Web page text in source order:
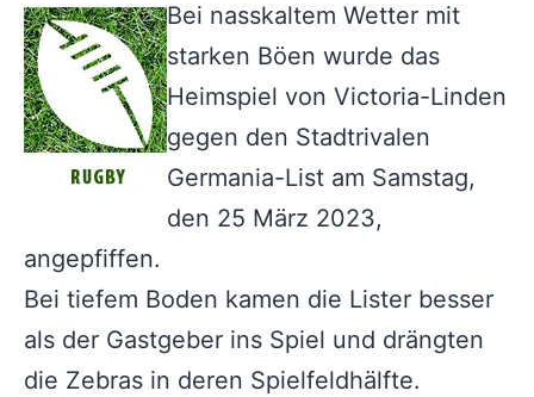
Bei nasskaltem Wetter mit
starken Böen wurde das
Heimspiel von Victoria-Linden
gegen den Stadtrivalen
Germania-List am Samstag,
den 25 März 2023,
angepfiffen.
Bei tiefem Boden kamen die Lister besser
als der Gastgeber ins Spiel und drängten
die Zebras in deren Spielfeldhälfte.